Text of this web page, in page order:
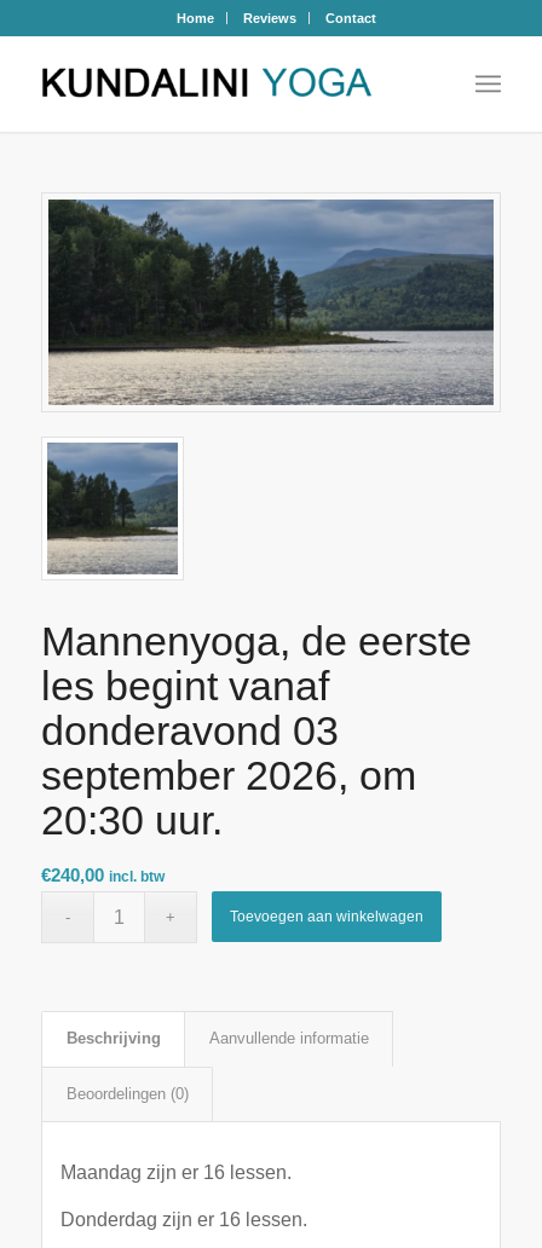
Home Reviews Contact
Mannenyoga, de eerste
les begint vanaf
donderavond 03
september 2026, om
20:30 uur.
€240,00 incl. btw
Toevoegen aan winkelwagen
Beschrijving Aanvullende informatie
Beoordelingen (0)
Maandag zijn er 16 lessen.
Donderdag zijn er 16 lessen.